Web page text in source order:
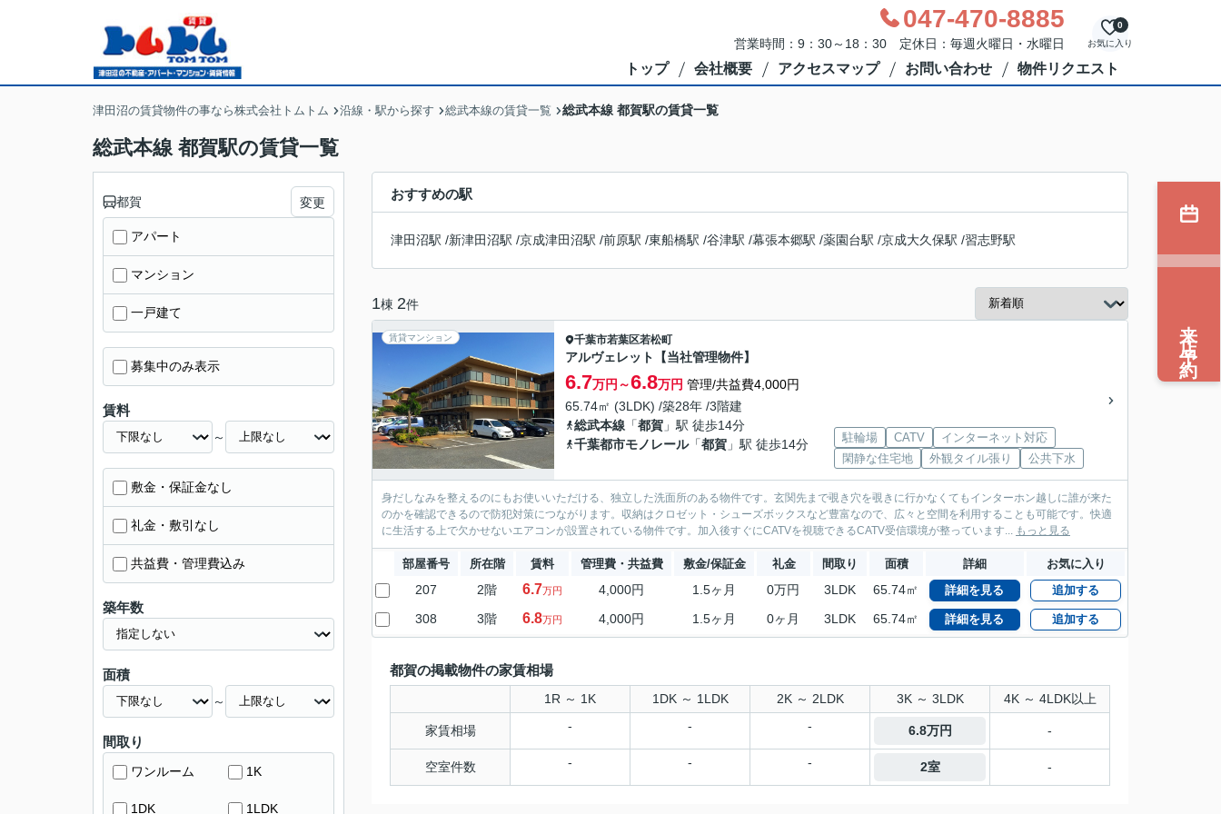
047-470-8885
営業時間：9：30～18：30 定休日：毎週火曜日・水曜日 お気に入り
0
トップ 会社概要 アクセスマップ お問い合わせ 物件リクエスト
津田沼の賃貸物件の事なら株式会社トムトム 沿線・駅から探す 総武本線の賃貸一覧 総武本線 都賀駅の賃貸一覧
総武本線 都賀駅の賃貸一覧
おすすめの駅
津田沼駅 /新津田沼駅 /京成津田沼駅 /前原駅 /東船橋駅 /谷津駅 /幕張本郷駅 /薬園台駅 /京成大久保駅 /習志野駅
1棟 2件
賃貸マンション 千葉市若葉区若松町
アルヴェレット【当社管理物件】
6.7万円～6.8万円 管理/共益費4,000円
65.74㎡ (3LDK) /築28年 /3階建
総武本線 「都賀 」駅 徒歩14分
千葉都市モノレール「都賀 」駅 徒歩14分 駐輪場 CATV
インターネット対応
閑静な住宅地
外観タイル張り 公共下水
身だしなみを整えるのにもお使いいただける、独立した洗面所のある物件です。玄関先まで覗き穴を覗きに行かなくてもインターホン越しに誰が来た
のかを確認できるので防犯対策につながります。収納はクロゼット・シューズボックスなど豊富なので、広々と空間を利用することも可能です。快適
に生活する上で欠かせないエアコンが設置されている物件です。加入後すぐにCATVを視聴できるCATV受信環境が整っています... もっと見る
部屋番号 所在階 賃料 管理費・共益費 敷金/保証金 礼金 間取り 面積 詳細 お気に入り
207 2階 6.7万円 4,000円 1.5ヶ月 0万円 3LDK 65.74㎡ 詳細を見る 追加する
308 3階 6.8万円 4,000円 1.5ヶ月 0ヶ月 3LDK 65.74㎡ 詳細を見る 追加する
都賀の掲載物件の家賃相場
1R ～ 1K 1DK ～ 1LDK 2K ～ 2LDK 3K ～ 3LDK 4K ～ 4LDK以上
家賃相場 - - - 6.8万円 -
空室件数 - - - 2室 -
都賀 変更
アパート
マンション
一戸建て
募集中のみ表示
賃料
～
敷金・保証金なし
礼金・敷引なし
共益費・管理費込み
築年数
面積
～
間取り
ワンルーム 1K
1DK 1LDK
来店予約